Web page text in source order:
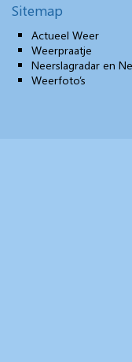
Sitemap
Actueel Weer
Weerpraatje
Neerslagradar en
Weerfoto’s